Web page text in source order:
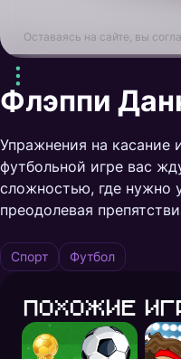
Оставаясь на сайте, вы
Флэппи
Упражнения на касание
футбольной игре вас
сложностью, где нужно
преодолевая
Спорт Футбол
Похожие